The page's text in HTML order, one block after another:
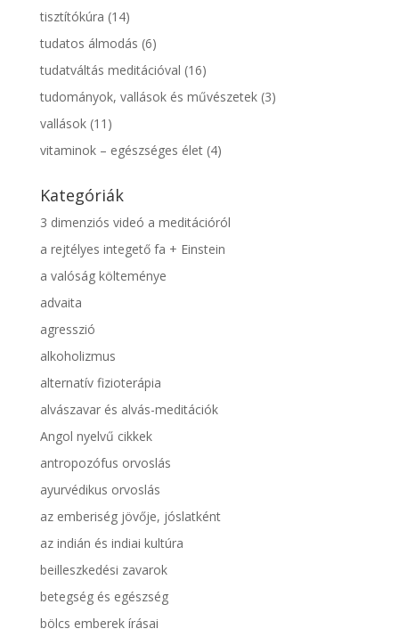
tisztítókúra (14)
tudatos álmodás (6)
tudatváltás meditációval (16)
tudományok, vallások és művészetek(3)
vallások(11)
vitaminok – egészséges élet(4)
Kategóriák
3 dimenziós videó a meditációról
a rejtélyes integető fa + Einstein
a valóság költeménye
advaita
agresszió
alkoholizmus
alternatív fizioterápia
alvászavar és alvás-meditációk
Angol nyelvű cikkek
antropozófus orvoslás
ayurvédikus orvoslás
az emberiség jövője, jóslatként
az indián és indiai kultúra
beilleszkedési zavarok
betegség és egészség
bölcs emberek írásai